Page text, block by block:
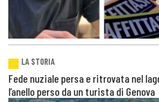
LA STORIA
Fede nuziale persa e ritrovata nel
l’anello perso da un turista di Genova